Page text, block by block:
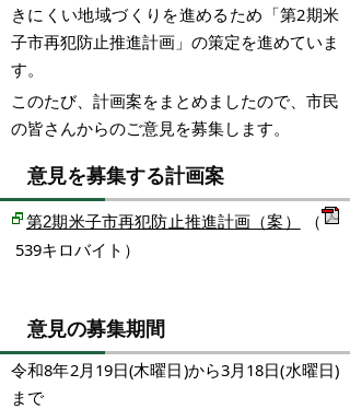
きにくい地域づくりを進めるため「第2期米
子市再犯防止推進計画」の策定を進めていま
す。
このたび、計画案をまとめましたので、市民
の皆さんからのご意見を募集します。
意見を募集する計画案
第2期米子市再犯防止推進計画（案）
（
539キロバイト）
意見の募集期間
令和8年2月19日(木曜日)から3月18日(水曜日)
まで